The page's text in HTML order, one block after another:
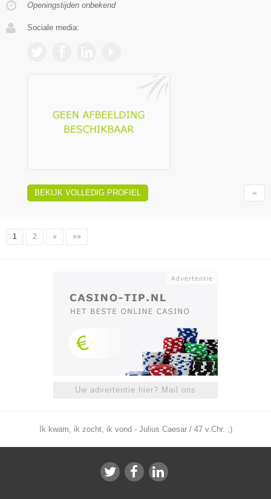
Openingstijden onbekend
Sociale media:
BEKIJK VOLLEDIG PROFIEL
1 2 » »»
Uw advertentie hier? Mail ons
Ik kwam, ik zocht, ik vond - Julius Caesar / 47 v.Chr. ;)